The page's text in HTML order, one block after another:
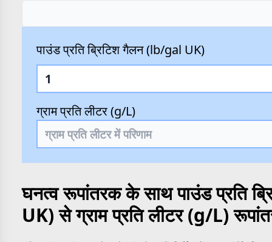
पाउंड प्रति ब्रिटिश गैलन (lb/gal UK)
ग्राम प्रति लीटर (g/L)
घनत्व रूपांतरक के साथ पाउंड प्रति
UK) से ग्राम प्रति लीटर (g/L)